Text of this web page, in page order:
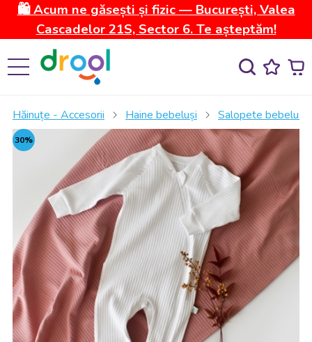
🛍️ Acum ne găsești și fizic — București, Valea
Cascadelor 21S, Sector 6. Te așteptăm!
Hăinuțe - Accesorii Haine bebeluși Salopete bebelusi
30%